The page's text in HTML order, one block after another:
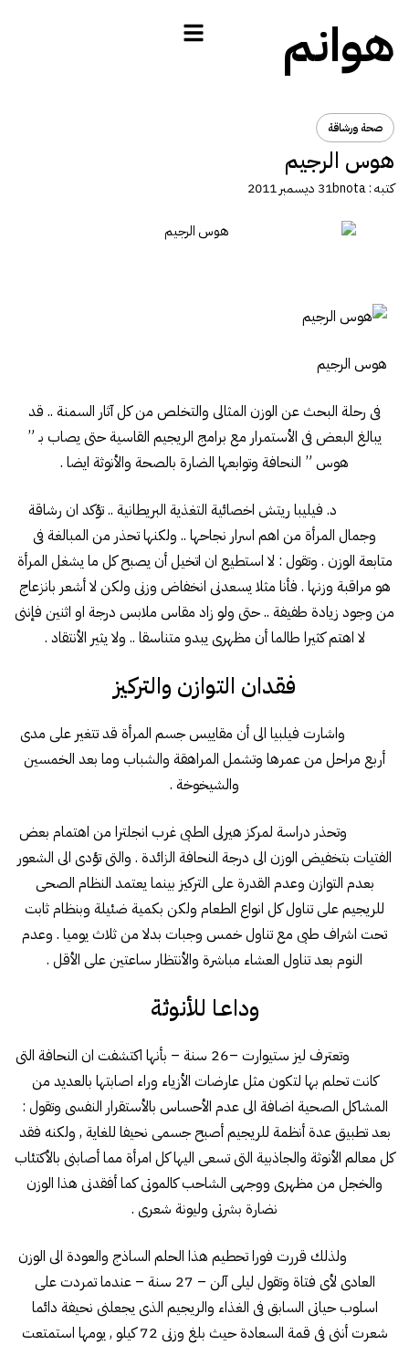
هوانم
صحة ورشاقة
هوس الرجيم
كتبه :bnota31 ديسمبر 2011
هوس الرجيم
فى رحلة البحث عن الوزن المثالى والتخلص من كل آثار السمنة .. قد
يبالغ البعض فى الأستمرار مع برامج الريجيم القاسية حتى يصاب بـ ”
هوس ” النحافة وتوابعها الضارة بالصحة والأنوثة ايضا .
د. فيليبا ريتش اخصائية التغذية البريطانية .. تؤكد ان رشاقة
وجمال المرأة من اهم اسرار نجاحها .. ولكنها تحذر من المبالغة فى
متابعة الوزن . وتقول : لا استطيع ان اتخيل أن يصبح كل ما يشغل المرأة
هو مراقبة وزنها . فأنا مثلا يسعدنى انخفاض وزنى ولكن لا أشعر بانزعاج
من وجود زيادة طفيفة .. حتى ولو زاد مقاس ملابس درجة او اثنين فإننى
لا اهتم كثيرا طالما أن مظهرى يبدو متناسقا .. ولا يثير الأنتقاد .
فقدان التوازن والتركيز
واشارت فيلبيا الى أن مقاييس جسم المرأة قد تتغير على مدى
أربع مراحل من عمرها وتشمل المراهقة والشباب وما بعد الخمسين
والشيخوخة .
وتحذر دراسة لمركز هيرلى الطبى غرب انجلترا من اهتمام بعض
الفتيات بتخفيض الوزن الى درجة النحافة الزائدة . والتى تؤدى الى الشعور
بعدم التوازن وعدم القدرة على التركيز بينما يعتمد النظام الصحى
للريجيم على تناول كل انواع الطعام ولكن بكمية ضئيلة وبنظام ثابت
تحت اشراف طبى مع تناول خمس وجبات بدلا من ثلاث يوميا . وعدم
النوم بعد تناول العشاء مباشرة والأنتظار ساعتين على الأقل .
وداعـا للأنوثة
وتعترف ليز ستيوارت –26 سنة – بأنها اكتشفت ان النحافة التى
كانت تحلم بها لتكون مثل عارضات الأزياء وراء اصابتها بالعديد من
المشاكل الصحية اضافة الى عدم الأحساس بالأستقرار النفسى وتقول :
بعد تطبيق عدة أنظمة للريجيم أصبح جسمى نحيفا للغاية , ولكنه فقد
كل معالم الأنوثة والجاذبية التى تسعى اليها كل امرأة مما أصابنى بالأكتئاب
والخجل من مظهرى ووجهى الشاحب كالموتى كما أفقدنى هذا الوزن
نضارة بشرتى وليونة شعرى .
ولذلك قررت فورا تحطيم هذا الحلم الساذج والعودة الى الوزن
العادى لأى فتاة وتقول ليلى آلن – 27 سنة – عندما تمردت على
اسلوب حياتى السابق فى الغذاء والريجيم الذى يجعلنى نحيفة دائما
شعرت أننى فى قمة السعادة حيث بلغ وزنى 72 كيلو , يومها استمتعت